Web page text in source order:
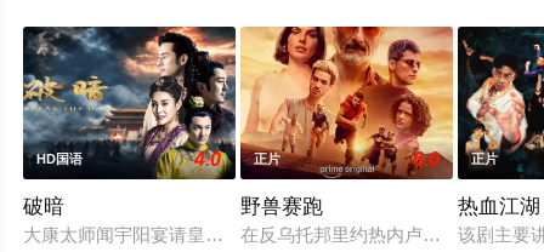
HD国语 4.0
破暗
大康太师闻宇阳宴请皇上义子神策府神威将军冷啸天，席间告
正片 6.0
野兽赛跑
在反乌托邦里约热内卢废墟中，城市
正片
热血江湖
该剧主要